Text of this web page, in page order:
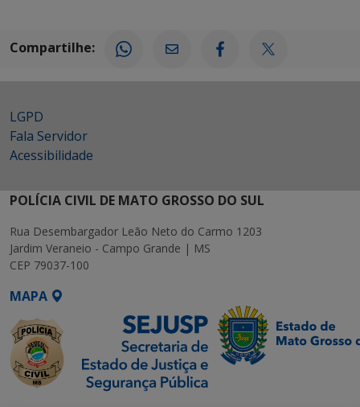
Compartilhe:
LGPD
Fala Servidor
Acessibilidade
POLÍCIA CIVIL DE MATO GROSSO DO SUL
Rua Desembargador Leão Neto do Carmo 1203
Jardim Veraneio - Campo Grande | MS
CEP 79037-100
MAPA